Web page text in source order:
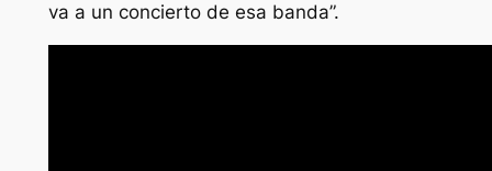
va a un concierto de esa banda”.